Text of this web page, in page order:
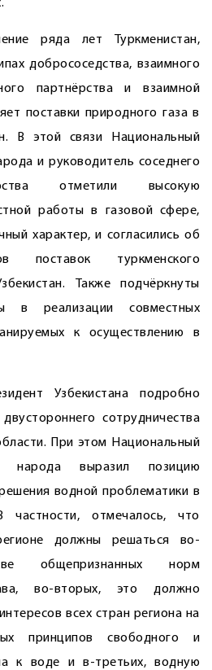
ряда лет Туркменистан,
добрососедства, взаимного
партнёрства и взаимной
поставки природного газа в
В этой связи Национальный
и руководитель соседнего
отметили высокую
работы в газовой сфере,
характер, и согласились об
поставок туркменского
Также подчёркнуты
в реализации совместных
к осуществлению в
Узбекистана подробно
сотрудничества
При этом Национальный
народа выразил позицию
водной проблематики в
частности, отмечалось, что
должны решаться во-
общепризнанных норм
во-вторых, это должно
всех стран регио­на на
принципов свободного и
к воде и в-третьих, водную